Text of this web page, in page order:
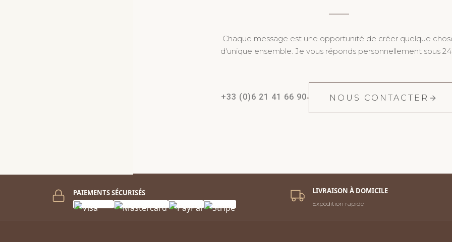
Chaque message est une opportunité de créer quelque
d'unique ensemble. Je vous réponds personnellement sous
+33 (0)6 21 41 66 90 NOUS CONTACTER
PAIEMENTS SÉCURISÉS LIVRAISON À DOMICILE
Expédition rapide